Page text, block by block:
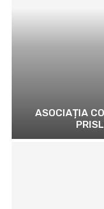
ASOCIAȚIA